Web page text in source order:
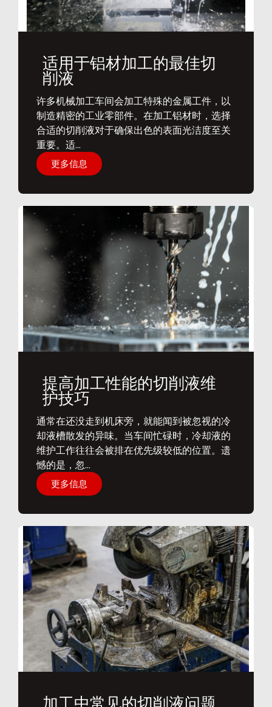
适用于铝材加工的最佳切
削液
​许多机械加工车间会加工特殊的金属工件，以
制造精密的工业零部件。在加工铝材时，选择
合适的切削液对于确保出色的表面光洁度至关
重要。适...
更多信息
提高加工性能的切削液维
护技巧
通常在还没走到机床旁，就能闻到被忽视的冷
却液槽散发的异味。当车间忙碌时，冷却液的
维护工作往往会被排在优先级较低的位置。遗
憾的是，忽...
更多信息